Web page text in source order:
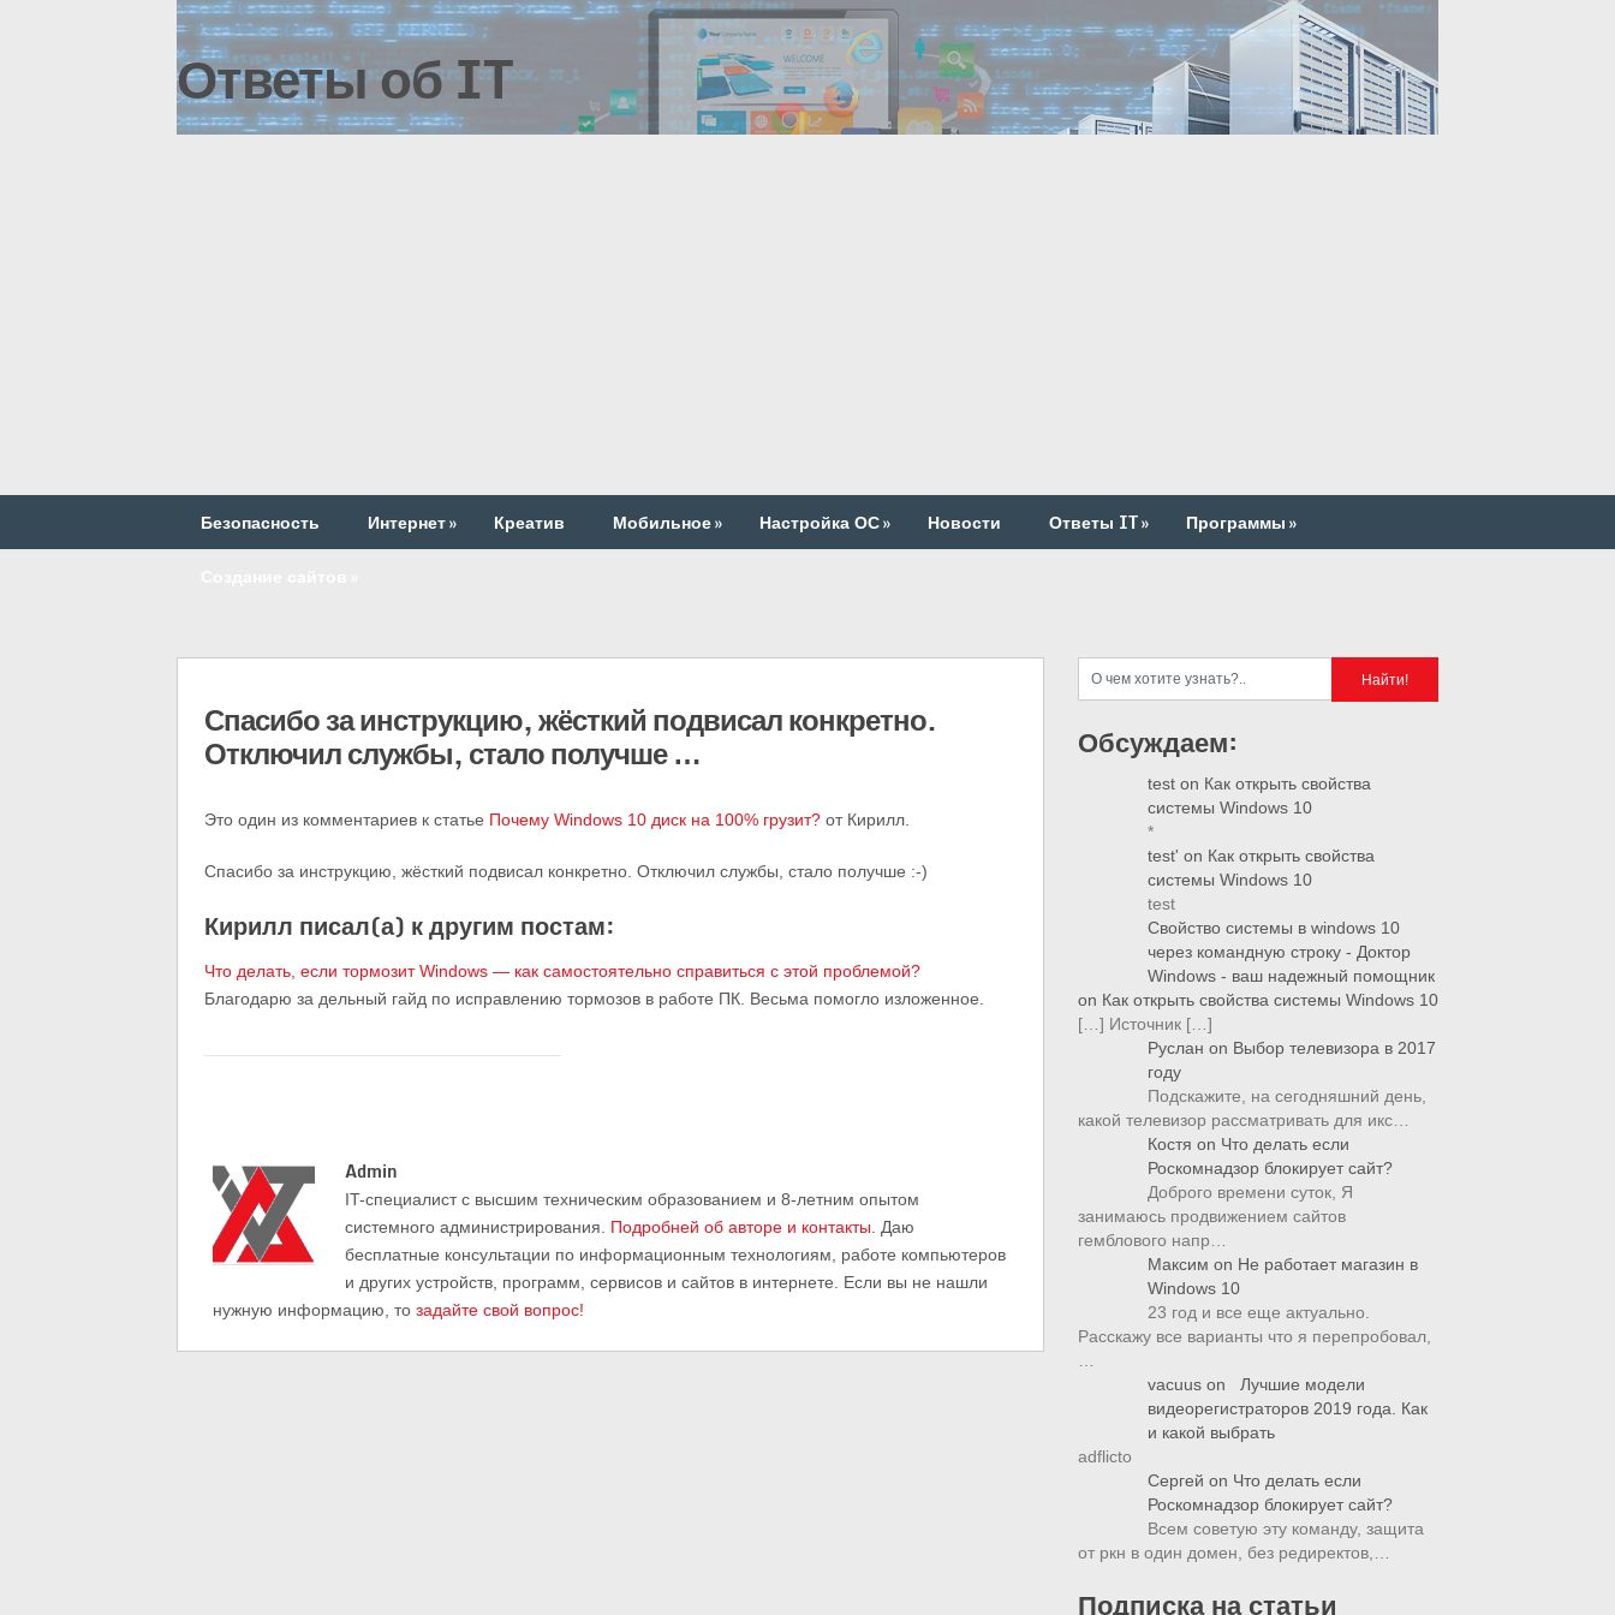
Ответы об IT
Безопасность Интернет» Креатив Мобильное» Настройка ОС» Новости Ответы IT» Программы»
Спасибо за инструкцию, жёсткий подвисал конкретно.
Отключил службы, стало получше …
Это один из комментариев к статье Почему Windows 10 диск на 100% грузит? от Кирилл.
Спасибо за инструкцию, жёсткий подвисал конкретно. Отключил службы, стало получше :-)
Кирилл писал(а) к другим постам:
Что делать, если тормозит Windows — как самостоятельно справиться с этой проблемой?
Благодарю за дельный гайд по исправлению тормозов в работе ПК. Весьма помогло изложенное.
Admin
IT-cпециалист с высшим техническим образованием и 8-летним опытом
системного администрирования. Подробней об авторе и контакты . Даю
бесплатные консультации по информационным технологиям, работе компьютеров
и других устройств, программ, сервисов и сайтов в интернете. Если вы не нашли
нужную информацию, то задайте свой вопрос!
Обсуждаем:
test on Как открыть свойства
системы Windows 10
*
test' on Как открыть свойства
системы Windows 10
test
Свойство системы в windows 10
через командную строку - Доктор
Windows - ваш надежный помощник
on Как открыть свойства системы Windows 10
[…] Источник […]
Руслан on Выбор телевизора в 2017
году
Подскажите, на сегодняшний день,
какой телевизор рассматривать для икс…
Костя on Что делать если
Роскомнадзор блокирует сайт?
Доброго времени суток, Я
занимаюсь продвижением сайтов
гемблового напр…
Максим on Не работает магазин в
Windows 10
23 год и все еще актуально.
Расскажу все варианты что я перепробовал,
vacuus on
Лучшие модели
видеорегистраторов 2019 года. Как
и какой выбрать
adflicto
Сергей on Что делать если
Роскомнадзор блокирует сайт?
Всем советую эту команду, защита
от ркн в один домен, без редиректов,…
Подписка на статьи